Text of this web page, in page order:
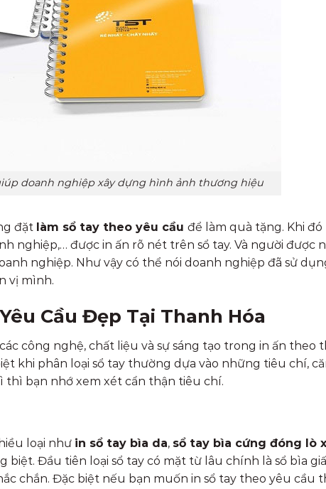
doanh nghiệp xây dựng hình ảnh thương hiệu
đặt làm sổ tay theo yêu cầu để làm quà tặng. Khi đó
nghiệp,… được in ấn rõ nét trên sổ tay. Và người được
nghiệp. Như vậy có thể nói doanh nghiệp đã sử
vị mình.
Cầu Đẹp Tại Thanh Hóa
công nghệ, chất liệu và sự sáng tạo trong in ấn theo
khi phân loại sổ tay thường dựa vào những tiêu chí,
thì bạn nhớ xem xét cẩn thận tiêu chí.
loại như in sổ tay bìa da, sổ tay bìa cứng đóng lò
biệt. Đầu tiên loại sổ tay có mặt từ lâu chính là sổ bìa
chắn. Đặc biệt nếu bạn muốn in sổ tay theo yêu cầu